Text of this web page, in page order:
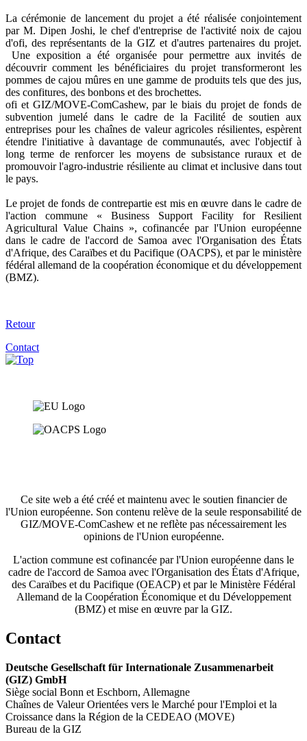
La cérémonie de lancement du projet a été réalisée conjointement
par M. Dipen Joshi, le chef d'entreprise de l'activité noix de cajou
d'ofi, des représentants de la GIZ et d'autres partenaires du projet.
Une exposition a été organisée pour permettre aux invités de
découvrir comment les bénéficiaires du projet transformeront les
pommes de cajou mûres en une gamme de produits tels que des jus,
des confitures, des bonbons et des brochettes.
ofi et GIZ/MOVE-ComCashew, par le biais du projet de fonds de
subvention jumelé dans le cadre de la Facilité de soutien aux
entreprises pour les chaînes de valeur agricoles résilientes, espèrent
étendre l'initiative à davantage de communautés, avec l'objectif à
long terme de renforcer les moyens de subsistance ruraux et de
promouvoir l'agro-industrie résiliente au climat et inclusive dans tout
le pays.
Le projet de fonds de contrepartie est mis en œuvre dans le cadre de
l'action commune « Business Support Facility for Resilient
Agricultural Value Chains », cofinancée par l'Union européenne
dans le cadre de l'accord de Samoa avec l'Organisation des États
d'Afrique, des Caraïbes et du Pacifique (OACPS), et par le ministère
fédéral allemand de la coopération économique et du développement
(BMZ).
Retour
Contact
Ce site web a été créé et maintenu avec le soutien financier de
l'Union européenne. Son contenu relève de la seule responsabilité de
GIZ/MOVE-ComCashew et ne reflète pas nécessairement les
opinions de l'Union européenne.
L'action commune est cofinancée par l'Union européenne dans le
cadre de l'accord de Samoa avec l'Organisation des États d'Afrique,
des Caraïbes et du Pacifique (OEACP) et par le Ministère Fédéral
Allemand de la Coopération Économique et du Développement
(BMZ) et mise en œuvre par la GIZ.
Contact
Deutsche Gesellschaft für Internationale Zusammenarbeit
(GIZ) GmbH
Siège social Bonn et Eschborn, Allemagne
Chaînes de Valeur Orientées vers le Marché pour l'Emploi et la
Croissance dans la Région de la CEDEAO (MOVE)
Bureau de la GIZ